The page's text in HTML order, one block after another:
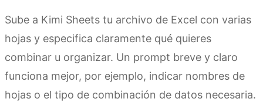
Sube a Kimi Sheets tu archivo de Excel con varias
hojas y especifica claramente qué quieres
combinar u organizar. Un prompt breve y claro
funciona mejor, por ejemplo, indicar nombres de
hojas o el tipo de combinación de datos necesaria.